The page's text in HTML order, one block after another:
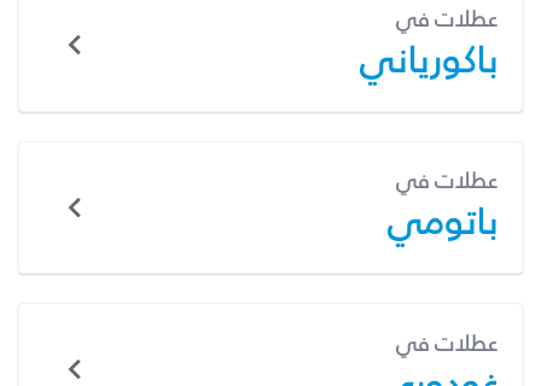
عطلات في
باكورياني
عطلات في
باتومي
عطلات في